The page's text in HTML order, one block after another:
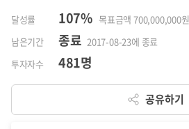
달성률 107% 목표금액 700,000,000원
남은기간
종료 2017-08-23에 종료
투자자수
481명
공유하기